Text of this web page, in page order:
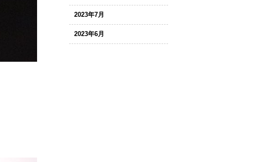
2023年7月
2023年6月